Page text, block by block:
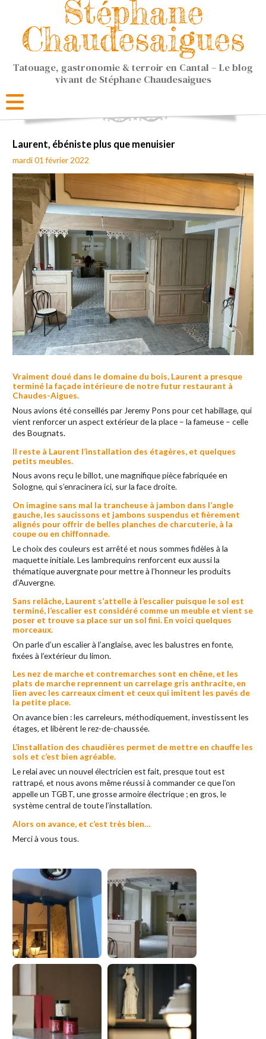
Stéphane
Chaudesaigues
Tatouage, gastronomie & terroir en Cantal – Le blog
vivant de Stéphane Chaudesaigues
Laurent, ébéniste plus que menuisier
mardi 01 février 2022
Vraiment doué dans le domaine du bois, Laurent a presque
terminé la façade intérieure de notre futur restaurant à
Chaudes-Aigues.
Nous avions été conseillés par Jeremy Pons pour cet habillage, qui
vient renforcer un aspect extérieur de la place – la fameuse – celle
des Bougnats.
Il reste à Laurent l’installation des étagères, et quelques
petits meubles.
Nous avons reçu le billot, une magnifique pièce fabriquée en
Sologne, qui s’enracinera ici, sur la face droite.
On imagine sans mal la trancheuse à jambon dans l’angle
gauche, les saucissons et jambons suspendus et fièrement
alignés pour offrir de belles planches de charcuterie, à la
coupe ou en chiffonnade.
Le choix des couleurs est arrêté et nous sommes fidèles à la
maquette initiale. Les lambrequins renforcent eux aussi la
thématique auvergnate pour mettre à l’honneur les produits
d’Auvergne.
Sans relâche, Laurent s’attelle à l’escalier puisque le sol est
terminé, l’escalier est considéré comme un meuble et vient se
poser et trouve sa place sur un sol fini. En voici quelques
morceaux.
On parle d’un escalier à l’anglaise, avec les balustres en fonte,
fixées à l’extérieur du limon.
Les nez de marche et contremarches sont en chêne, et les
plats de marche reprennent un carrelage gris anthracite, en
lien avec les carreaux ciment et ceux qui imitent les pavés de
la petite place.
On avance bien : les carreleurs, méthodiquement, investissent les
étages, et libèrent le rez-de-chaussée.
L’installation des chaudières permet de mettre en chauffe les
sols et c’est bien agréable.
Le relai avec un nouvel électricien est fait, presque tout est
rattrapé, et nous avons même réussi à commander ce que l’on
appelle un TGBT, une grosse armoire électrique ; en gros, le
système central de toute l’installation.
Alors on avance, et c’est très bien…
Merci à vous tous.